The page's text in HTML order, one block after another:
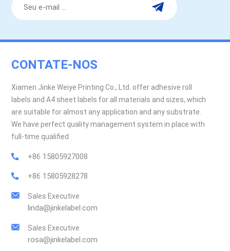
CONTATE-NOS
Xiamen Jinke Weiye Printing Co., Ltd. offer adhesive roll
labels and A4 sheet labels for all materials and sizes, which
are suitable for almost any application and any substrate.
We have perfect quality management system in place with
full-time qualified
+86 15805927008
+86 15805928278
Sales Executive
linda@jinkelabel.com
Sales Executive
rosa@jinkelabel.com